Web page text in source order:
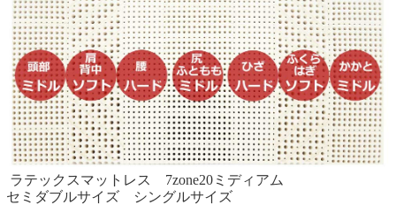
ラテックスマットレス 7zone20ミディアム
セミダブルサイズ シングルサイズ